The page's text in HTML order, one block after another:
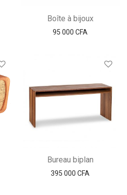
Boîte à bijoux
95 000 CFA
Bureau biplan
395 000 CFA